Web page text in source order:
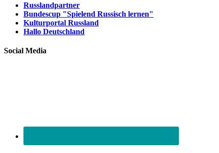
Russlandpartner
Bundescup "Spielend Russisch lernen"
Kulturportal Russland
Hallo Deutschland
Social Media